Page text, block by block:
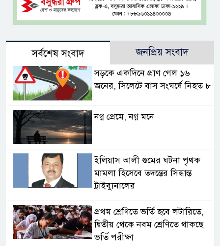
সর্বশেষ সংবাদ জনপ্রিয় সংবাদ
সড়কে একদিনে প্রাণ গেল ১৬
জনের, সিলেটে বাস সংঘর্ষে নিহত ৮
নগ্ন প্রেমে, নগ্ন মনে
ইলিয়াস আলী গুমের ঘটনা পৃথক
মামলা হিসেবে তদন্তের সিদ্ধান্ত
ট্রাইব্যুনালের
প্রথম শ্রেণিতে ভর্তি হবে লটারিতে,
দ্বিতীয় থেকে নবম শ্রেণিতে থাকছে
ভর্তি পরীক্ষা